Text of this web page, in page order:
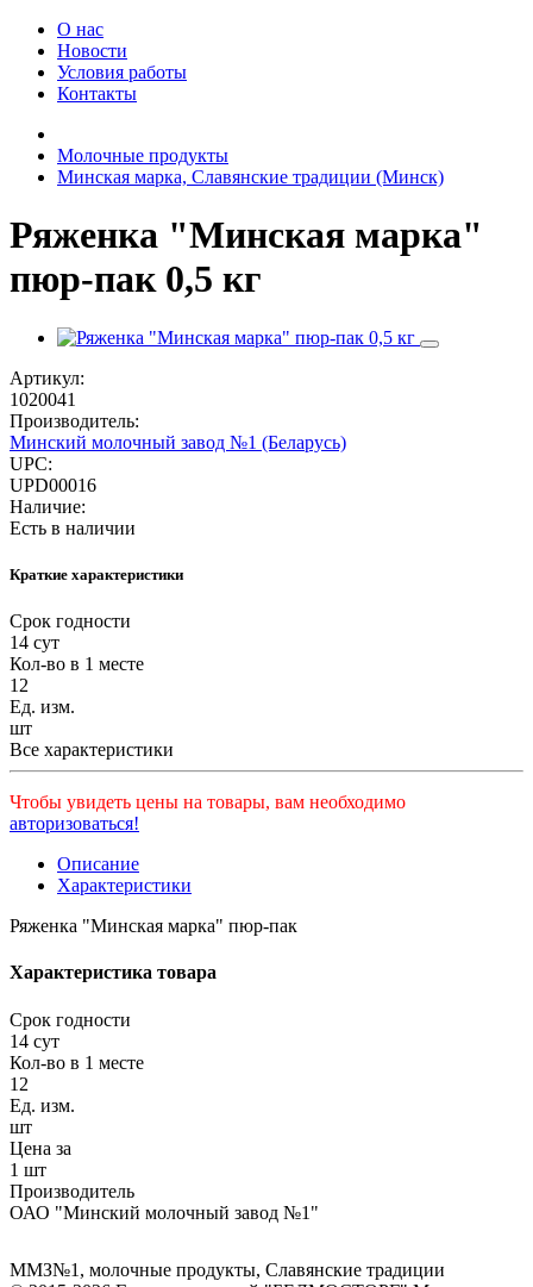
О нас
Новости
Условия работы
Контакты
Молочные продукты
Минская марка, Славянские традиции (Минск)
Ряженка "Минская марка"
пюр-пак 0,5 кг
Артикул:
1020041
Производитель:
Минский молочный завод №1 (Беларусь)
UPC:
UPD00016
Наличие:
Есть в наличии
Краткие характеристики
Срок годности
14 сут
Кол-во в 1 месте
12
Ед. изм.
шт
Все характеристики
Чтобы увидеть цены на товары, вам необходимо
авторизоваться!
Описание
Характеристики
Ряженка "Минская марка" пюр-пак
Характеристика товара
Срок годности
14 сут
Кол-во в 1 месте
12
Ед. изм.
шт
Цена за
1 шт
Производитель
ОАО "Минский молочный завод №1"
ММЗ№1 , молочные продукты, Славянские традиции